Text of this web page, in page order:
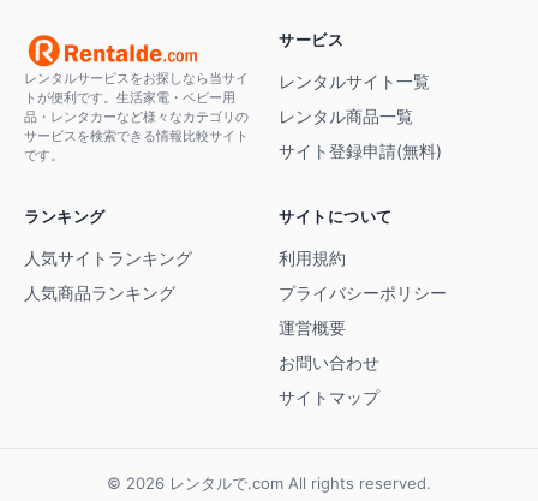
レンタルサービスをお探しなら当サイ
トが便利です。生活家電・ベビー用
品・レンタカーなど様々なカテゴリの
サービスを検索できる情報比較サイト
です。
サービス
レンタルサイト一覧
レンタル商品一覧
サイト登録申請(無料)
ランキング
人気サイトランキング
人気商品ランキング
サイトについて
利用規約
プライバシーポリシー
運営概要
お問い合わせ
サイトマップ
© 2026 レンタルで.com All rights reserved.